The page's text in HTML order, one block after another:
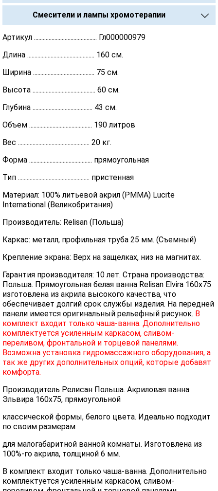
Смесители и лампы хромотерапии
Артикул ........................................... Гл000000979
Длина .............................................. 160 см.
Ширина .......................................... 75 см.
Высота ........................................... 60 см.
Глубина ......................................... 43 см.
Объем ........................................... 190 литров
Вес ................................................. 20 кг.
Форма ........................................... прямоугольная
Тип ................................................. пристенная
Материал: 100% литьевой акрил (PMMA) Lucite
International (Великобритания)
Производитель: Relisan (Польша)
Каркас: металл, профильная труба 25 мм. (Съемный)
Крепление экрана: Верх на защелках, низ на магнитах.
Гарантия производителя: 10 лет. Страна производства:
Польша. Прямоугольная белая ванна Relisan Elvira 160х75
изготовлена из акрила высокого качества, что
обеспечивает долгий срок службы изделия. На передней
панели имеется оригинальный рельефный рисунок. В
комплект входит только чаша-ванна. Дополнительно
комплектуется усиленным каркасом, сливом-
переливом, фронтальной и торцевой панелями.
Возможна установка гидромассажного оборудования, а
так же других дополнительных опций, которые добавят
комфорта.
Производитель Релисан Польша. Акриловая ванна
Эльвира 160х75, прямоугольной
классической формы, белого цвета. Идеально подходит
по своим размерам
для малогабаритной ванной комнаты. Изготовлена из
100%-го акрила, толщиной 6 мм.
В комплект входит только чаша-ванна. Дополнительно
комплектуется усиленным каркасом, сливом-